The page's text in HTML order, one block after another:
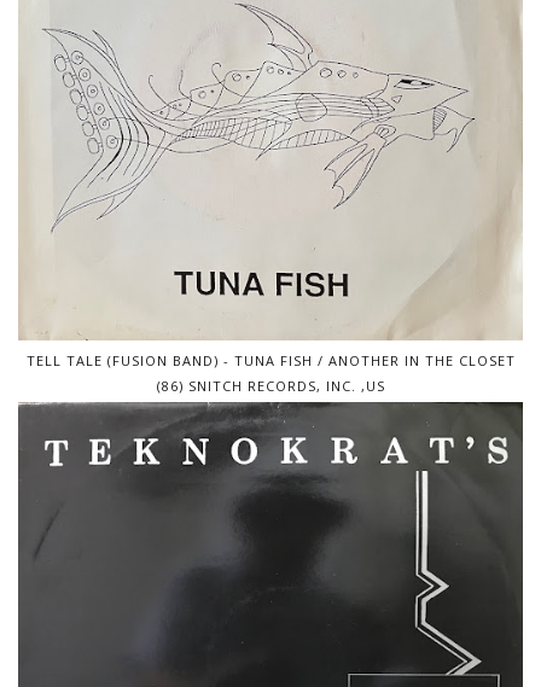
TELL TALE (FUSION BAND) - TUNA FISH / ANOTHER IN THE CLOSET
(86) SNITCH RECORDS, INC. ,US